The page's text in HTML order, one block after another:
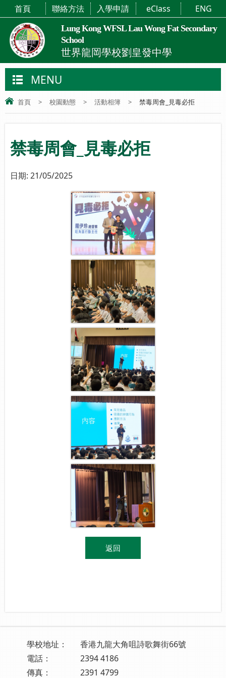
Lung Kong WFSL Lau Wong Fat Secondary
School
世界龍岡學校劉皇發中學
首頁 聯絡方法 入學申請 eClass ENG
MENU
首頁 > 校園動態 > 活動相簿 > 禁毒周會_見毒必拒
禁毒周會_見毒必拒
日期: 21/05/2025
返回
學校地址：
香港九龍大角咀詩歌舞街66號
電話：
2394 4186
傳真：
2391 4799